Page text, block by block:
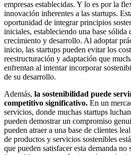
empresas establecidas. Y lo es por la
innovación inherentes a las startups.
oportunidad de integrar principios
iniciales, estableciendo una base sólida
crecimiento y desarrollo. Al adoptar
inicio, las startups pueden evitar los
reestructuración y adaptación que
enfrentan al intentar incorporar
de su desarrollo.
Además, la sostenibilidad puede
competitivo significativo. En un
servicios, donde muchas startups
pueden demostrar un compromiso
pueden atraer a una base de clientes
de productos y servicios sostenibles
que pueden satisfacer esta demanda no